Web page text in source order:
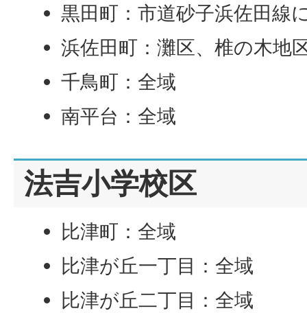
黒田町：市道砂子浜佐田線
浜佐田町：灘区、椎の木地
千鳥町：全域
南平台：全域
法吉小学校区
比津町：全域
比津が丘一丁目：全域
比津が丘二丁目：全域